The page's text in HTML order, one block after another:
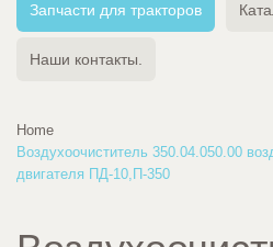
Запчасти для тракторов
Наши контакты.
Home
Воздухоочиститель 350.04.050.00
двигателя ПД-10,П-350